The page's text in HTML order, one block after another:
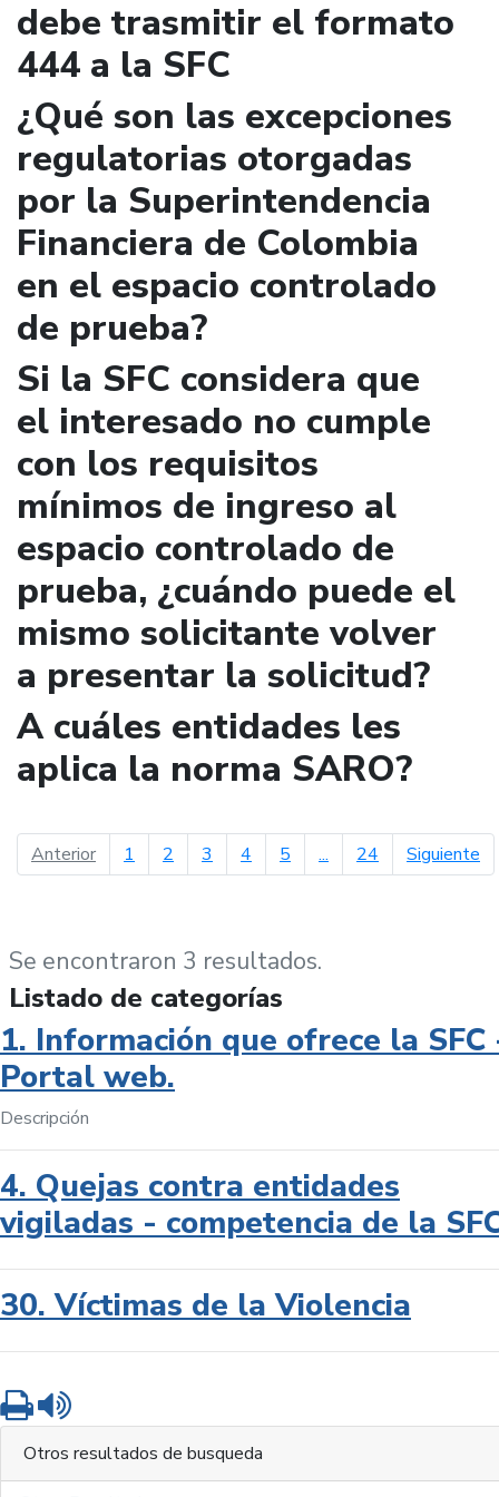
debe trasmitir el formato
444 a la SFC
¿Qué son las excepciones
regulatorias otorgadas
por la Superintendencia
Financiera de Colombia
en el espacio controlado
de prueba?
Si la SFC considera que
el interesado no cumple
con los requisitos
mínimos de ingreso al
espacio controlado de
prueba, ¿cuándo puede el
mismo solicitante volver
a presentar la solicitud?
A cuáles entidades les
aplica la norma SARO?
Anteriorpágina anterior
1 2 3 4 5 ... 24 Siguiente
Se encontraron 3 resultados.
Listado de categorías
1. Información que ofrece la SFC
Portal web.
Descripción
4. Quejas contra entidades
vigiladas - competencia de la
30. Víctimas de la Violencia
Imprimir
Otros resultados de busqueda